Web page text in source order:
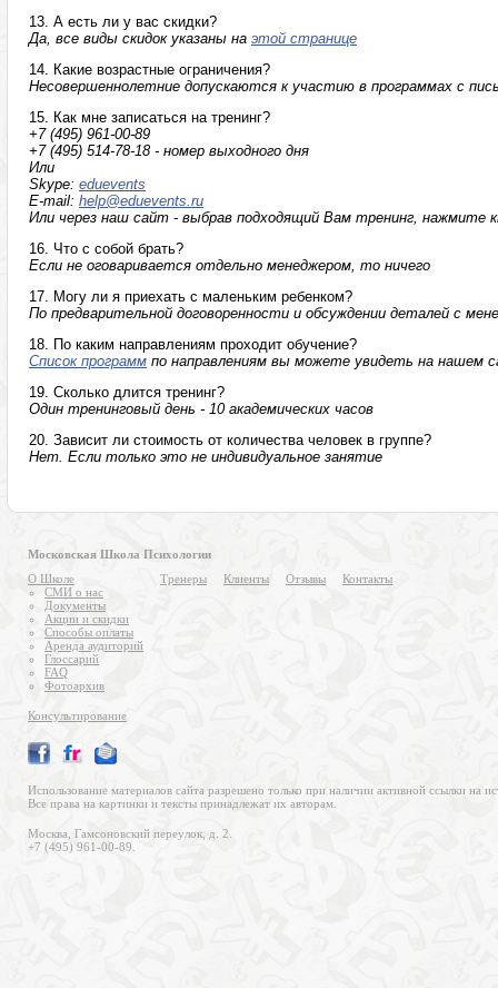
13. А есть ли у вас скидки?
Да, все виды скидок указаны на этой странице
14. Какие возрастные ограничения?
Несовершеннолетние допускаются к участию в программах с
15. Как мне записаться на тренинг?
+7 (495) 961-00-89
+7 (495) 514-78-18 - номер выходного дня
Или
Skype: eduevents
E-mail: help@eduevents.ru
Или через наш сайт - выбрав подходящий Вам тренинг, нажмите
16. Что с собой брать?
Если не оговаривается отдельно менеджером, то ничего
17. Могу ли я приехать с маленьким ребенком?
По предварительной договоренности и обсуждении деталей с
18. По каким направлениям проходит обучение?
Список программ по направлениям вы можете увидеть на нашем
19. Сколько длится тренинг?
Один тренинговый день - 10 академических часов
20. Зависит ли стоимость от количества человек в группе?
Нет. Если только это не индивидуальное занятие
Московская Школа Психологии
О Школе
СМИ о нас
Документы
Акции и скидки
Способы оплаты
Аренда аудиторий
Глоссарий
FAQ
Фотоархив
Тренеры Клиенты Отзывы Контакты
Консультирование
Использование материалов сайта разрешено только при наличии активной ссылки на
Все права на картинки и тексты принадлежат их авторам.
Москва, Гамсоновский переулок, д. 2.
+7 (495) 961-00-89.